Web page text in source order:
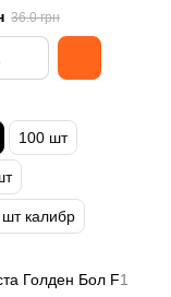
36.0 грн
100 шт
калибр